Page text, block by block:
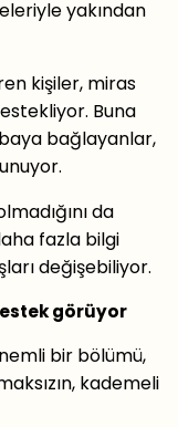
yakından
kişiler, miras
Buna
bağlayanlar,
da
fazla bilgi
değişebiliyor.
görüyor
bir bölümü,
kademeli